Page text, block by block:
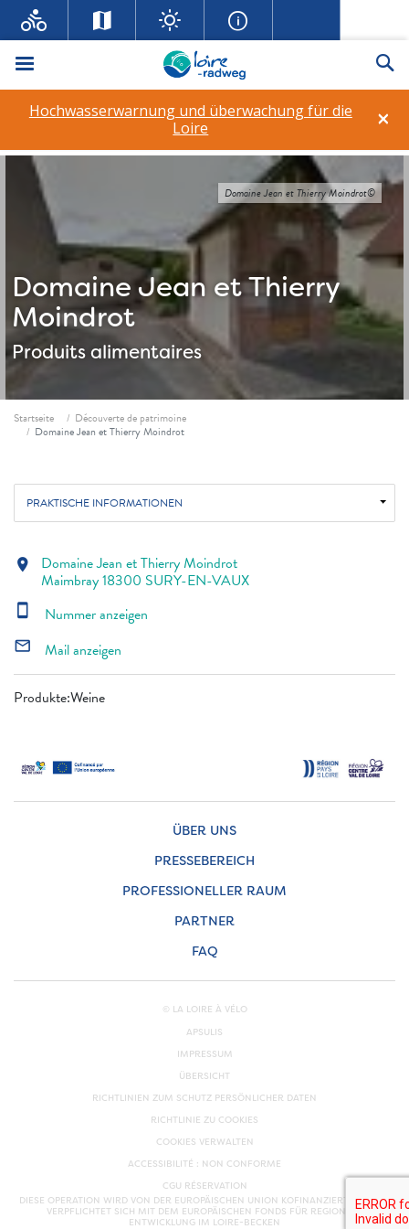
Menü
×
Hochwasserwarnung und überwachung für die
Loire
Domaine Jean et Thierry
Moindrot
Produits alimentaires
Domaine Jean et Thierry Moindrot©
Fil d'ariane
Startseite
Découverte de patrimoine
Domaine Jean et Thierry Moindrot
PRAKTISCHE INFORMATIONEN
Produkte:Weine
location_on Domaine Jean et Thierry Moindrot
Maimbray 18300 SURY-EN-VAUX
smartphone Nummer anzeigen
mail_outline Mail anzeigen
ÜBER UNS
PRESSEBEREICH
PROFESSIONELLER RAUM
PARTNER
FAQ
© LA LOIRE À VÉLO
APSULIS
IMPRESSUM
ÜBERSICHT
RICHTLINIEN ZUM SCHUTZ PERSÖNLICHER DATEN
RICHTLINIE ZU COOKIES
COOKIES VERWALTEN
ACCESSIBILITÉ : NON CONFORME
CGU RÉSERVATION
DIESE OPERATION WIRD VON DER EUROPÄISCHEN UNION KOFINANZIERT. EUROPA
VERPFLICHTET SICH MIT DEM EUROPÄISCHEN FONDS FÜR REGIONALE
ENTWICKLUNG IM LOIRE-BECKEN